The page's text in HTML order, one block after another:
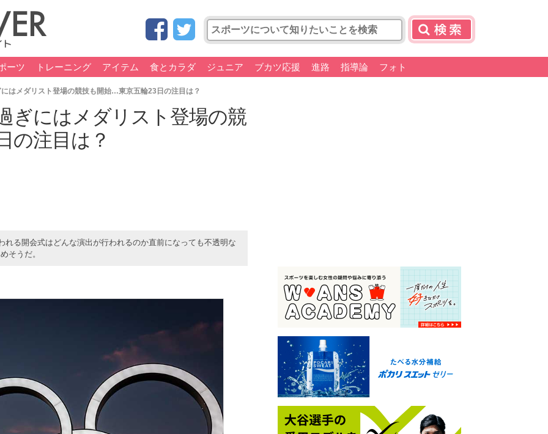
ーツ トレーニング アイテム 食とカラダ ジュニア ブカツ応援 進路 指導論 フォト
はメダリスト登場の競技も開始…東京五輪23日の注目は？
にはメダリスト登場の競
の注目は？
る開会式はどんな演出が行われるのか直前になっても不透明な
そうだ。